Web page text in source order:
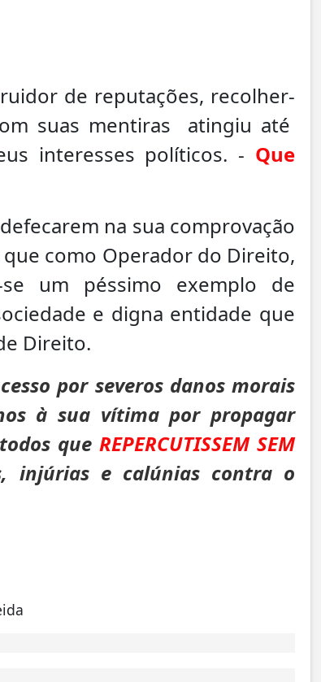
de reputações, recolher-
suas mentiras atingiu até
interesses políticos. - Que
na sua comprovação
como Operador do Direito,
um péssimo exemplo de
e digna entidade que
Direito.
por severos danos morais
à sua vítima por propagar
que REPERCUTISSEM SEM
injúrias e calúnias contra o